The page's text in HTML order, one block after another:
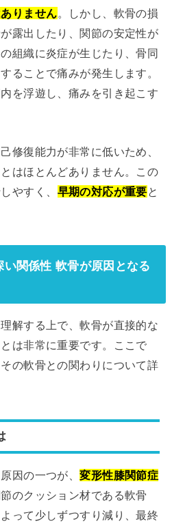
りません。しかし、軟骨の損
露出したり、関節の安定性が
組織に炎症が生じたり、骨同
ることで痛みが発生します。
を浮遊し、痛みを引き起こす
修復能力が非常に低いため、
はほとんどありません。この
やすく、 早期の対応が重要と
関係性 軟骨が原因となる
解する上で、軟骨が直接的な
は非常に重要です。ここで
の軟骨との関わりについて詳
因の一つが、変形性膝関節症
のクッション材である軟骨
って少しずつすり減り、最終